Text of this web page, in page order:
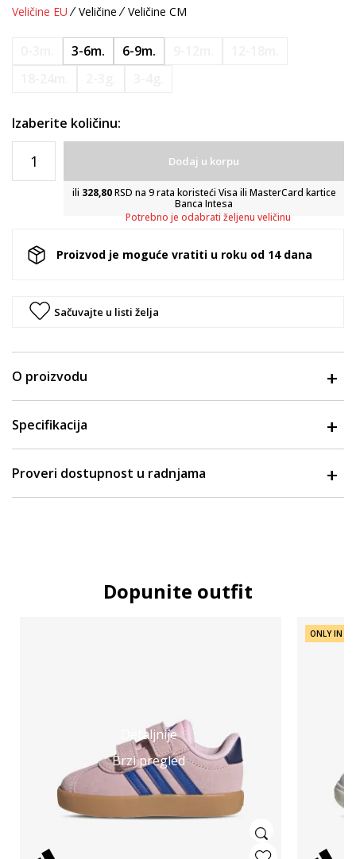
Veličine EU Veličine Veličine CM
3-6m. 6-9m.
Izaberite količinu:
Dodaj u korpu
ili 328,80RSD na 9 rata koristeći Visa ili MasterCard kartice
Banca Intesa
Potrebno je odabrati željenu veličinu
Proizvod je moguće vratiti u roku od 14 dana
Sačuvajte u listi želja
O proizvodu
Specifikacija
Proveri dostupnost u radnjama
Dopunite outfit
Detaljnije
Brzi pregled
ONLY IN SV